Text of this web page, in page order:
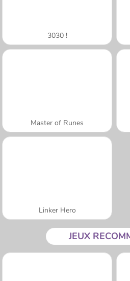
3030 !
Master of Runes
Linker Hero
JEUX